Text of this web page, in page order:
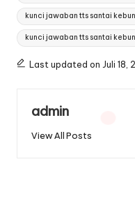
kunci jawaban tts santai
kunci jawaban tts santai
Last updated on Juli 18,
admin
View All Posts